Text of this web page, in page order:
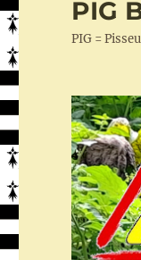
PIG
PIG =